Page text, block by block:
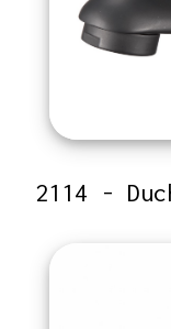
2114 -